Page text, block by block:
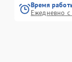
Время
Ежедневно